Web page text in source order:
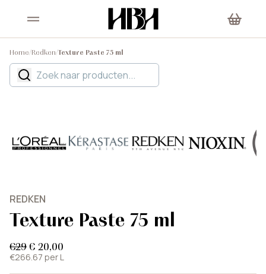
Home/Redken/Texture Paste 75 ml
REDKEN
Texture Paste 75 ml
€29€ 20,00
€266.67 per L